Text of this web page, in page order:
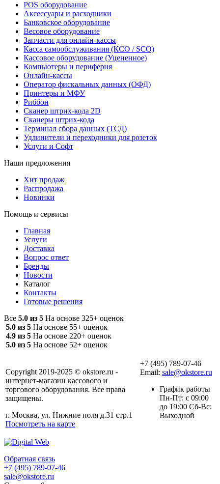
POS оборудование
Аксессуары и расходники
Банковское оборудование
Весовое оборудование
Запчасти для онлайн-кассы
Касса самообслуживания (КСО / SCO)
Кассовое оборудование (Уцененное)
Компьютеры и периферия
Онлайн-кассы
Оператор фискальных данных (ОФД)
Принтеры и МФУ
Риббон
Сканер штрих-кода 2D
Сканеры штрих-кода
Терминал сбора данных (ТСД)
Удлинители и переходники для розеток
Услуги и Софт
Наши предложения
Хит продаж
Распродажа
Новинки
Помощь и сервисы
Главная
Услуги
Доставка
Вопрос ответ
Бренды
Новости
Каталог
Контакты
Готовые решения
Все 5.0 из 5 На основе 325+ оценок
5.0 из 5 На основе 55+ оценок
4.9 из 5 На основе 220+ оценок
5.0 из 5 На основе 52+ оценок
Copyright 2019-2025 © okstore.ru -
интернет-магазин кассового и
торгового оборудования. Все права
защищены.
г. Москва, ул. Нижние поля д.31 стр.1
Посмотреть на карте
+7 (495) 789-07-46
Email: sale@okstore.ru
График работы
Пн-Пт: с 09:00
до 19:00 Сб-Вс:
Выходной
Обратная связь
+7 (495) 789-07-46
sale@okstore.ru